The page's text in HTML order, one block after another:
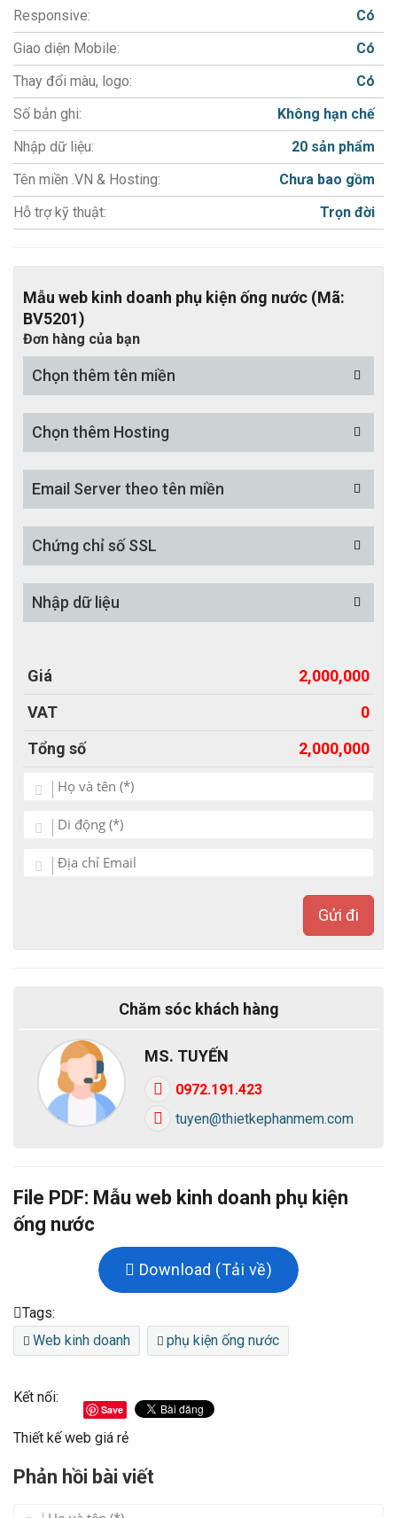
+ URL Thân thiện
+ Thẻ meta chung cho website
+ Thẻ meta cho từng sản phẩm, tin tức
+ Thẻ tags cho từng sản phẩm, tin tức
- Hệ thống quản trị đẹp mắt, thân thiện và dễ sử dụng.
+ CMS quản trị sản phẩm
+ Sửa nhanh/ Tạm ẩn/ Xóa/ Khôi phục sản phẩm
+ Công cụ quản lý đơn hàng
+ Thuộc tính cho sản phẩm
+ Báo cáo / nhật ký hoạt động
- Thiết kế web Bắc Việt hỗ trợ nhập 20 bài viết sản phẩm/
Tin tức.
- Cung cấp tài liệu hướng dẫn kèm hình ảnh chi tiết.
- Hỗ trợ kỹ thuật trọn đời qua Zalo, Facebook, Máy tính -
TeamView...
- Website chuẩn SEO, dễ SEO lên top.
VớiMẫu website bán hàngphụ kiện ống nước sẽ hoàn toàn
làm chủ cuộc chơi thương trường của mình. Dễ dàng thực
hiện các chiến lược kinh doanh, quảng bá và marketing cho
có thể nảy ra được ý tưởng cho trang web của bạn. Nếu bạn
cần thiết kế website kinh doanh phụ kiện ống nước theo yêu
Chúc bạn thành công!
Responsive:
Có
Giao diện Mobile:
Có
Thay đổi màu, logo:
Có
Số bản ghi:
Không hạn chế
Nhập dữ liệu:
20 sản phẩm
Tên miền .VN & Hosting:
Chưa bao gồm
Hỗ trợ kỹ thuật:
Trọn đời
Mẫu web kinh doanh phụ kiện ống nước (Mã:
BV5201)
Đơn hàng của bạn
Chọn thêm tên miền
Chọn thêm Hosting
Email Server theo tên miền
Chứng chỉ số SSL
Nhập dữ liệu
Giá
2,000,000
VAT
0
Tổng số
2,000,000
Gửi đi
Chăm sóc khách hàng
MS. TUYẾN
0972.191.423
tuyen@thietkephanmem.com
File PDF: Mẫu web kinh doanh phụ kiện
ống nước
Download (Tải về)
Tags:
Web kinh doanh
phụ kiện ống nước
Kết nối:
Save
Thiết kế web giá rẻ
Phản hồi bài viết